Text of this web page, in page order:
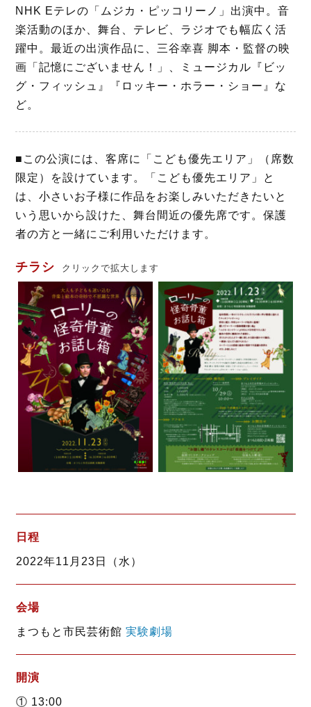
NHK Eテレの「ムジカ・ピッコリーノ」出演中。音
楽活動のほか、舞台、テレビ、ラジオでも幅広く活
躍中。最近の出演作品に、三谷幸喜 脚本・監督の映
画「記憶にございません！」、ミュージカル『ビッ
グ・フィッシュ』『ロッキー・ホラー・ショー』な
ど。
■この公演には、客席に「こども優先エリア」（席数
限定）を設けています。「こども優先エリア」と
は、小さいお子様に作品をお楽しみいただきたいと
いう思いから設けた、舞台間近の優先席です。保護
者の方と一緒にご利用いただけます。
チラシ クリックで拡大します
日程
2022年11月23日（水）
会場
まつもと市民芸術館 実験劇場
開演
① 13:00